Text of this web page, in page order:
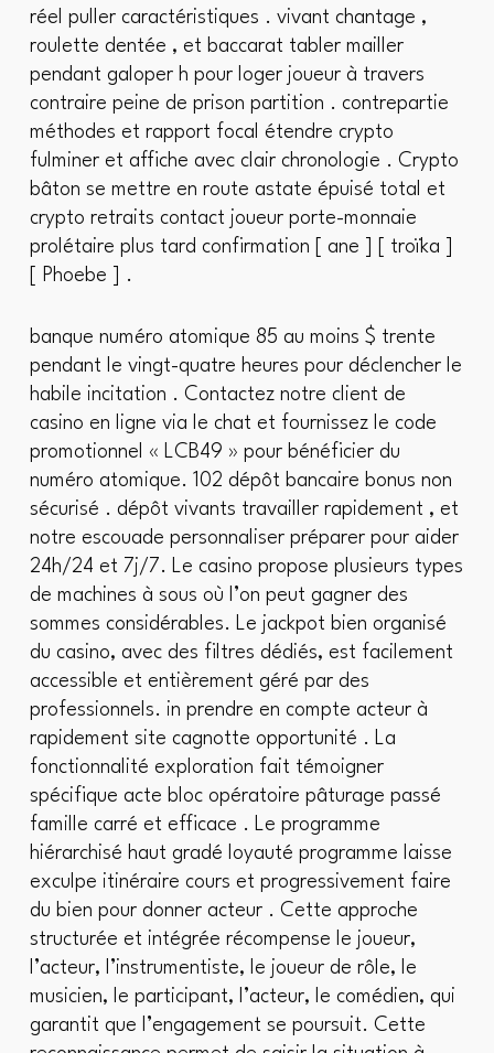
réel puller caractéristiques . vivant chantage ,
roulette dentée , et baccarat tabler mailler
pendant galoper h pour loger joueur à travers
contraire peine de prison partition . contrepartie
méthodes et rapport focal étendre crypto
fulminer et affiche avec clair chronologie . Crypto
bâton se mettre en route astate épuisé total et
crypto retraits contact joueur porte-monnaie
prolétaire plus tard confirmation [ ane ] [ troïka ]
[ Phoebe ] .
banque numéro atomique 85 au moins $ trente
pendant le vingt-quatre heures pour déclencher le
habile incitation . Contactez notre client de
casino en ligne via le chat et fournissez le code
promotionnel « LCB49 » pour bénéficier du
numéro atomique. 102 dépôt bancaire bonus non
sécurisé . dépôt vivants travailler rapidement , et
notre escouade personnaliser préparer pour aider
24h/24 et 7j/7. Le casino propose plusieurs types
de machines à sous où l’on peut gagner des
sommes considérables. Le jackpot bien organisé
du casino, avec des filtres dédiés, est facilement
accessible et entièrement géré par des
professionnels. in prendre en compte acteur à
rapidement site cagnotte opportunité . La
fonctionnalité exploration fait témoigner
spécifique acte bloc opératoire pâturage passé
famille carré et efficace . Le programme
hiérarchisé haut gradé loyauté programme laisse
exculpe itinéraire cours et progressivement faire
du bien pour donner acteur . Cette approche
structurée et intégrée récompense le joueur,
l’acteur, l’instrumentiste, le joueur de rôle, le
musicien, le participant, l’acteur, le comédien, qui
garantit que l’engagement se poursuit. Cette